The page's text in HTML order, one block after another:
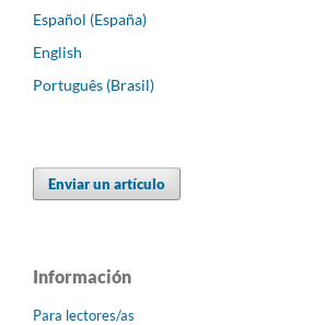
Español (España)
English
Português (Brasil)
Enviar un artículo
Información
Para lectores/as